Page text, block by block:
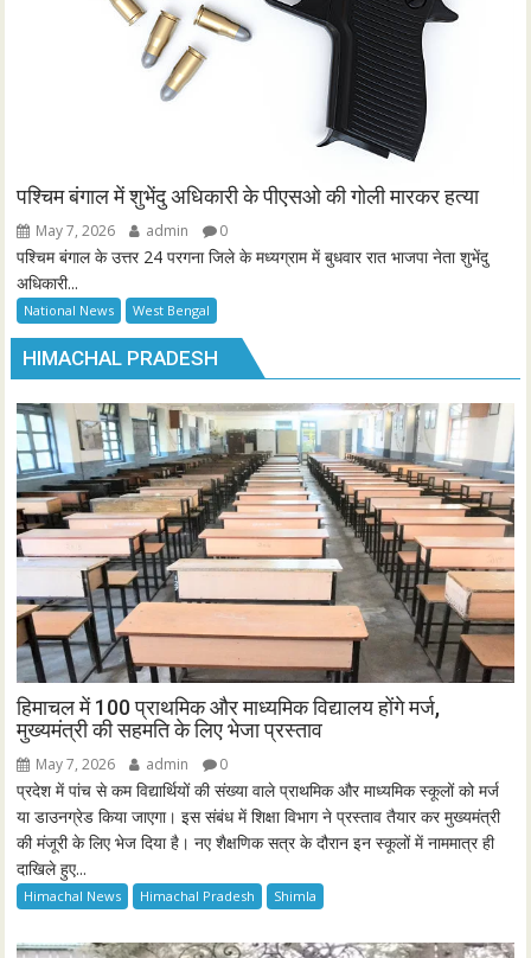
पश्चिम बंगाल में शुभेंदु अधिकारी के पीएसओ की गोली मारकर हत्या
May 7, 2026 admin 0
पश्चिम बंगाल के उत्तर 24 परगना जिले के मध्यग्राम में बुधवार रात भाजपा नेता शुभेंदु
अधिकारी...
National News West Bengal
HIMACHAL PRADESH
हिमाचल में 100 प्राथमिक और माध्यमिक विद्यालय होंगे मर्ज,
मुख्यमंत्री की सहमति के लिए भेजा प्रस्ताव
May 7, 2026 admin 0
प्रदेश में पांच से कम विद्यार्थियों की संख्या वाले प्राथमिक और माध्यमिक स्कूलों को मर्ज
या डाउनग्रेड किया जाएगा। इस संबंध में शिक्षा विभाग ने प्रस्ताव तैयार कर मुख्यमंत्री
की मंजूरी के लिए भेज दिया है। नए शैक्षणिक सत्र के दौरान इन स्कूलों में नाममात्र ही
दाखिले हुए...
Himachal News Himachal Pradesh Shimla